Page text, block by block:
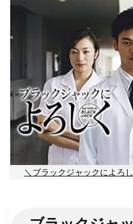
＼ブラックジャックによろ